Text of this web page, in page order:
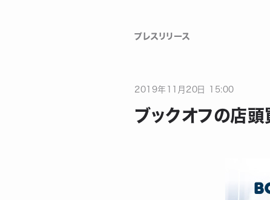
プレスリリース
2019年 11 月 20日 15:00
ブックオフの店